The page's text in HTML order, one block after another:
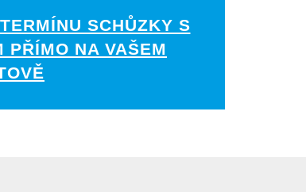
SCHŮZKY S
PŘÍMO NA VAŠEM